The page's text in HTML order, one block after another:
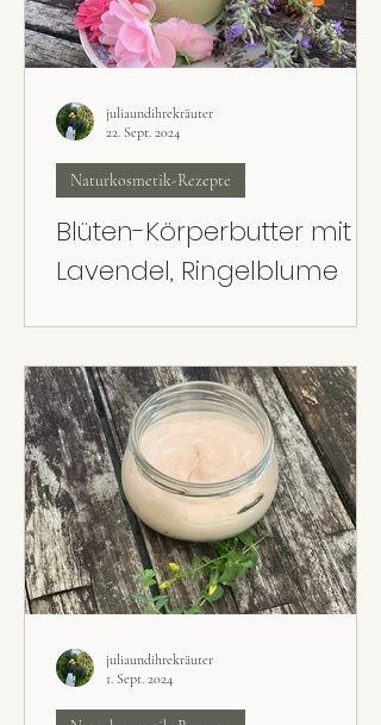
Blüten-Körperbutter mit
Lavendel, Ringelblume
leicht gemacht: Die Blüten-Körperbutter mit
Lavendel, Rose und Ringelblume kann mit
getrockneten oder
Naturkosmetik-Rezepte
juliaundihrekräuter
22. Sept. 2024
juliaundihrekräuter
1. Sept. 2024